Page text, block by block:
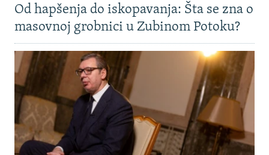
Od hapšenja do iskopavanja: Šta se zna o
masovnoj grobnici u Zubinom Potoku?